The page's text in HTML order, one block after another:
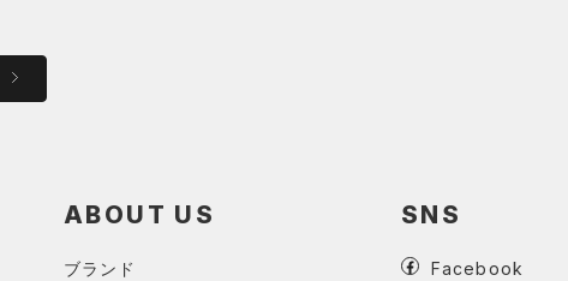
ABOUT US
ブランド
SNS
Facebook